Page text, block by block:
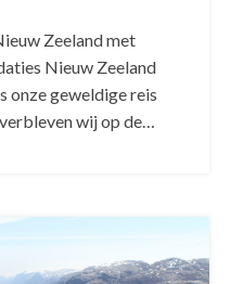
Zeeland met
Nieuw Zeeland
onze geweldige reis
wij op de…